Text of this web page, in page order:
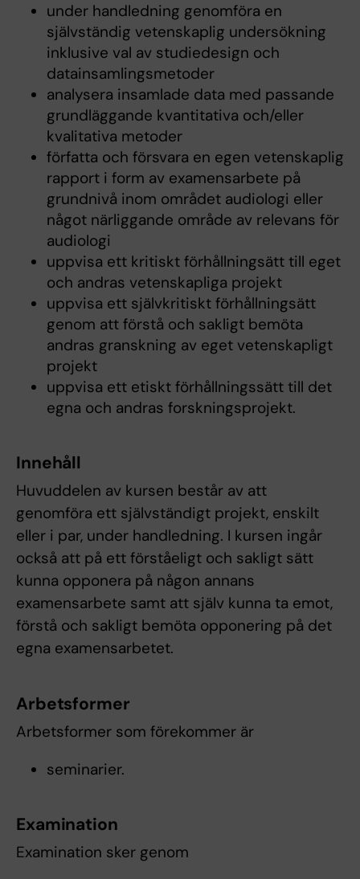
under handledning genomföra en
självständig vetenskaplig undersökning
inklusive val av studiedesign och
datainsamlingsmetoder
analysera insamlade data med passande
grundläggande kvantitativa och/eller
kvalitativa metoder
författa och försvara en egen vetenskaplig
rapport i form av examensarbete på
grundnivå inom området audiologi eller
något närliggande område av relevans för
audiologi
uppvisa ett kritiskt förhållningsätt till eget
och andras vetenskapliga projekt
uppvisa ett självkritiskt förhållningsätt
genom att förstå och sakligt bemöta
andras granskning av eget vetenskapligt
projekt
uppvisa ett etiskt förhållningssätt till det
egna och andras forskningsprojekt.
Innehåll
Huvuddelen av kursen består av att
genomföra ett självständigt projekt, enskilt
eller i par, under handledning. I kursen ingår
också att på ett förståeligt och sakligt sätt
kunna opponera på någon annans
examensarbete samt att själv kunna ta emot,
förstå och sakligt bemöta opponering på det
egna examensarbetet.
Arbetsformer
Arbetsformer som förekommer är
seminarier.
Examination
Examination sker genom